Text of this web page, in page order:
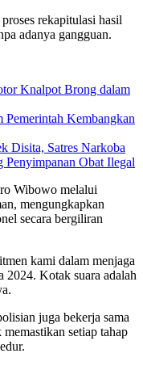
rekapitulasi hasil
adanya gangguan.
Knalpot Brong dalam
Pemerintah Kembangkan
Disita, Satres Narkoba
Penyimpanan Obat Ilegal
Wibowo melalui
mengungkapkan
secara bergiliran
kami dalam menjaga
2024. Kotak suara adalah
juga bekerja sama
setiap tahap